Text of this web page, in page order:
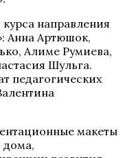
направления
Анна Артюшок,
Алиме Румиева,
Шульга.
педагогических
макеты